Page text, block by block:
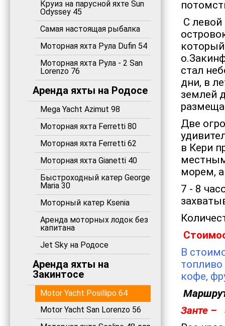
Круиз на парусной яхте Sun
Odyssey 45
Самая настоящая рыбалка
Моторная яхта Рула Dufin 54
Моторная яхта Рула - 2 San
Lorenzo 76
Аренда яхты на Родосе
Mega Yacht Azimut 98
Моторная яхта Ferretti 80
Моторная яхта Ferretti 62
Моторная яхта Gianetti 40
Быстроходный катер George
Maria 30
Моторный катер Ksenia
Аренда моторных лодок без
капитана
Jet Sky на Родосе
Аренда яхты на
Закинтосе
Motor Yacht Posillipo 64
Motor Yacht San Lorenzo 56
С левой
стал
дни, в
землей
Две
в Кери
морем,
7 - 8
В
кофе,
Занте –